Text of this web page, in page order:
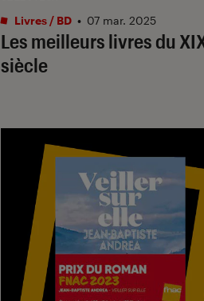
Les meilleurs livres du
siècle
Livres / BD • 07 mar. 2025